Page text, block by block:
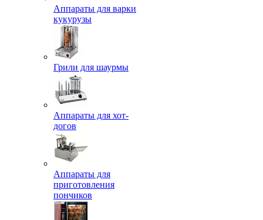
Аппараты для варки
кукурузы
Грили для шаурмы
Аппараты для хот-
догов
Аппараты для
приготовления
пончиков